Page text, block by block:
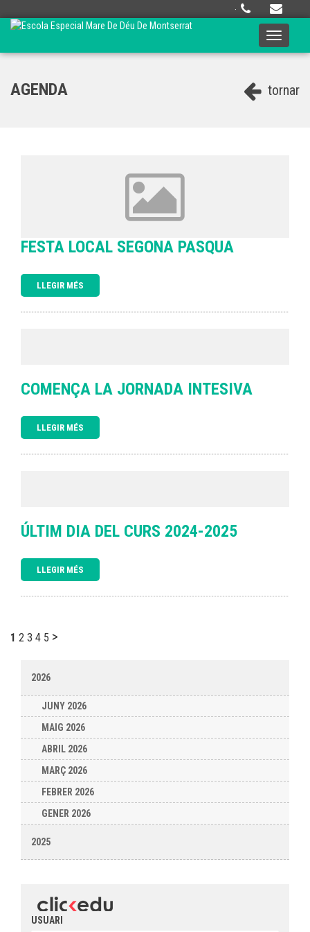
·
Toggle
tornar
AGENDA
FESTA LOCAL SEGONA PASQUA
LLEGIR MÉS
COMENÇA LA JORNADA INTESIVA
LLEGIR MÉS
ÚLTIM DIA DEL CURS 2024-2025
LLEGIR MÉS
1 2 3 4 5 >
2026
JUNY 2026
MAIG 2026
ABRIL 2026
MARÇ 2026
FEBRER 2026
GENER 2026
2025
USUARI